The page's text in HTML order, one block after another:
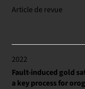
Article de revue
2022
Fault-induced gold
a key process for